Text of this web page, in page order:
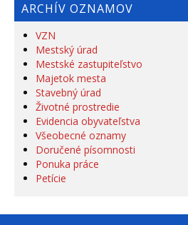
ARCHÍV OZNAMOV
VZN
Mestský úrad
Mestské zastupiteľstvo
Majetok mesta
Stavebný úrad
Životné prostredie
Evidencia obyvateľstva
Všeobecné oznamy
Doručené písomnosti
Ponuka práce
Petície